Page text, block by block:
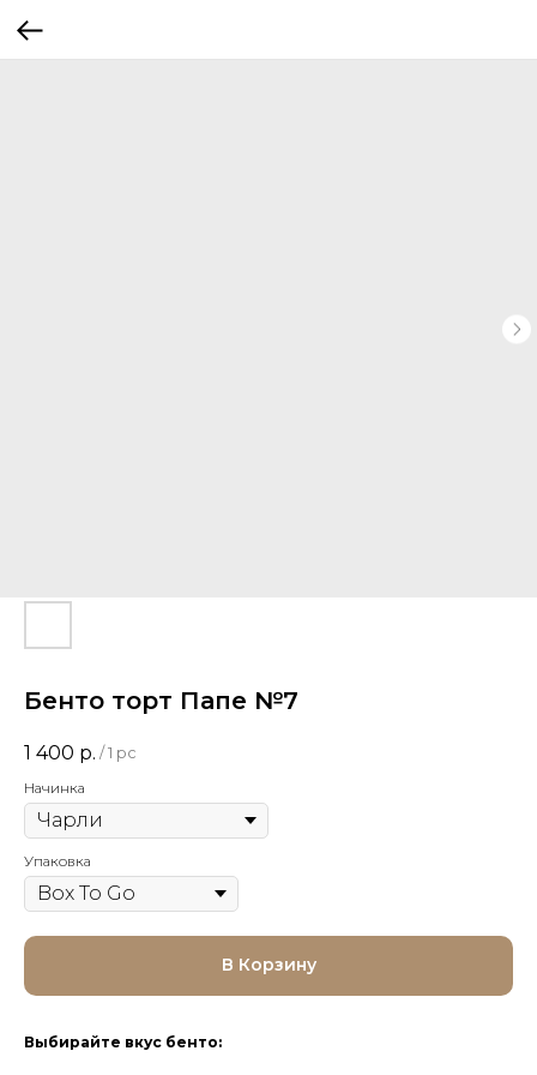
Бенто торт Папе №7
1 400 р. / 1 pc
Начинка
Упаковка
В Корзину
Выбирайте вкус бенто: